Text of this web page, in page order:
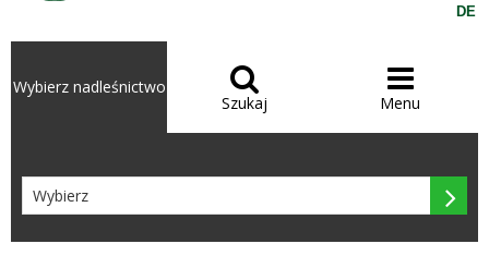
DE
Wybierz nadleśnictwo 
Szukaj

Menu
